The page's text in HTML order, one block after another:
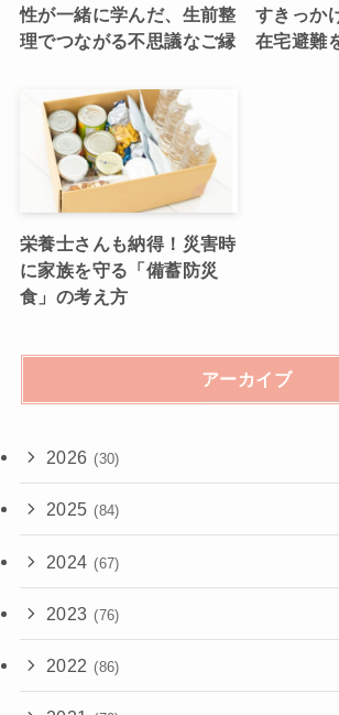
性が一緒に学んだ、生前整
理でつながる不思議なご縁
すきっか
在宅避難
栄養士さんも納得！災害時
に家族を守る「備蓄防災
食」の考え方
アーカイブ
2026 (30)
2025 (84)
2024 (67)
2023 (76)
2022 (86)